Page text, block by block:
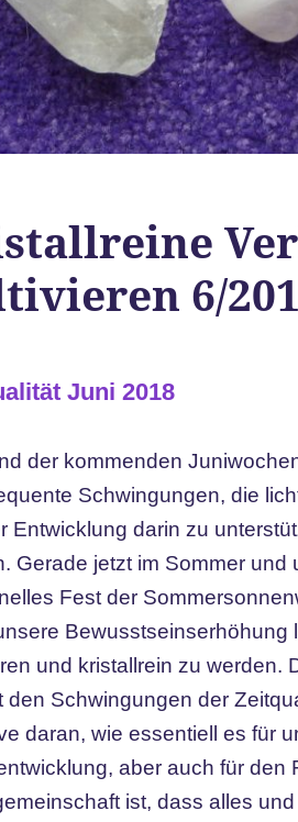
6/
Juni 2018
der kommenden
Schwingungen, die
Entwicklung darin zu
Gerade jetzt im Sommer und
Fest der
Bewusstseinserhöhung
und kristallrein zu werden.
den Schwingungen der
daran, wie essentiell es für
aber auch für den
ist, dass alles